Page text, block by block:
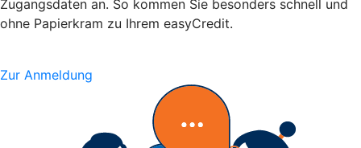
Zugangsdaten an. So kommen Sie besonders schnell und
ohne Papierkram zu Ihrem easyCredit.
Zur Anmeldung